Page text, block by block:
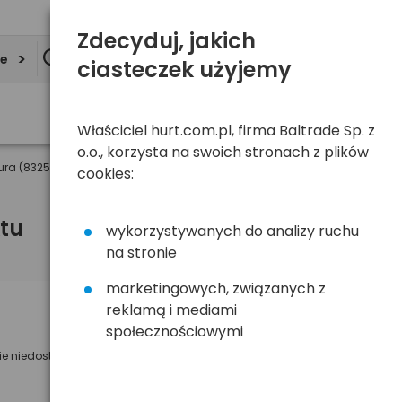
(832523)
niedostępny
Powiadom mnie o dostępności
Zdecyduj, jakich
ciasteczek użyjemy
Właściciel hurt.com.pl, firma Baltrade Sp. z
o.o., korzysta na swoich stronach z plików
cookies:
wykorzystywanych do analizy ruchu
na stronie
marketingowych, związanych z
reklamą i mediami
społecznościowymi